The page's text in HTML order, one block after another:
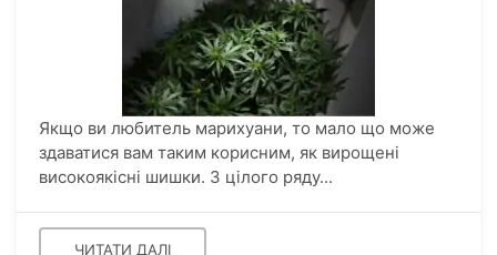
Якщо ви любитель марихуани, то мало що може
здаватися вам таким корисним, як вирощені
високоякісні шишки. З цілого ряду...
ЧИТАТИ ДАЛІ